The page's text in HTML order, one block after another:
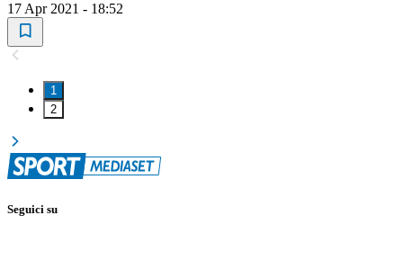
17 Apr 2021 - 18:52
1
2
Seguici su